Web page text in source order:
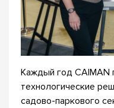
Каждый год CAIMAN
технологические
садово-паркового